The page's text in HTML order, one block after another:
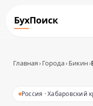
БухПоиск
Главная›Города›Бикин›
Россия · Хабаровский